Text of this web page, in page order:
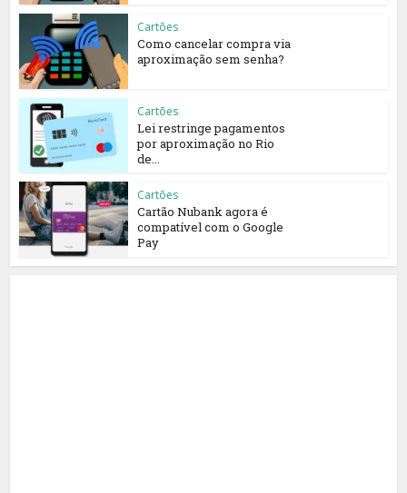
Cartões
Como cancelar compra via
aproximação sem senha?
Cartões
Lei restringe pagamentos
por aproximação no Rio
de...
Cartões
Cartão Nubank agora é
compatível com o Google
Pay